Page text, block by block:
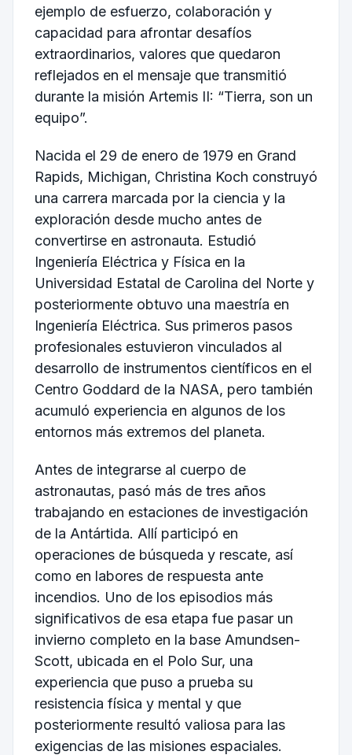
ejemplo de esfuerzo, colaboración y
capacidad para afrontar desafíos
extraordinarios, valores que quedaron
reflejados en el mensaje que transmitió
durante la misión Artemis II: “Tierra, son un
equipo”.
Nacida el 29 de enero de 1979 en Grand
Rapids, Michigan, Christina Koch construyó
una carrera marcada por la ciencia y la
exploración desde mucho antes de
convertirse en astronauta. Estudió
Ingeniería Eléctrica y Física en la
Universidad Estatal de Carolina del Norte y
posteriormente obtuvo una maestría en
Ingeniería Eléctrica. Sus primeros pasos
profesionales estuvieron vinculados al
desarrollo de instrumentos científicos en el
Centro Goddard de la NASA, pero también
acumuló experiencia en algunos de los
entornos más extremos del planeta.
Antes de integrarse al cuerpo de
astronautas, pasó más de tres años
trabajando en estaciones de investigación
de la Antártida. Allí participó en
operaciones de búsqueda y rescate, así
como en labores de respuesta ante
incendios. Uno de los episodios más
significativos de esa etapa fue pasar un
invierno completo en la base Amundsen-
Scott, ubicada en el Polo Sur, una
experiencia que puso a prueba su
resistencia física y mental y que
posteriormente resultó valiosa para las
exigencias de las misiones espaciales.